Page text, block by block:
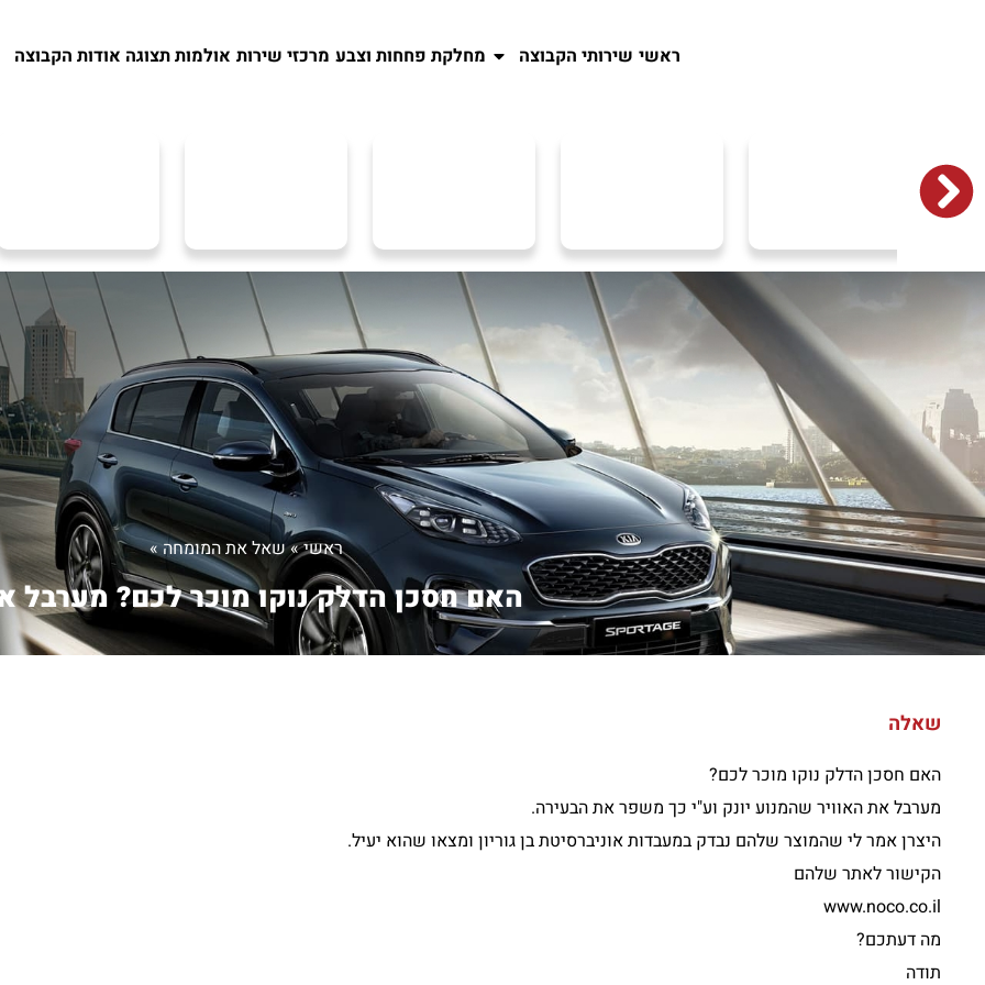
ראשי שירותי הקבוצה מחלקת פחחות וצבע מרכזי שירות אולמות תצוגה אודות הקבוצה
ראשי»שאל את המומחה»
האם חסכן הדלק נוקו מוכר לכם? מערבל
שאלה
האם חסכן הדלק נוקו מוכר לכם?
מערבל את האוויר שהמנוע יונק וע"י כך משפר את הבעירה.
היצרן אמר לי שהמוצר שלהם נבדק במעבדות אוניברסיטת בן גוריון ומצאו שהוא יעיל.
הקישור לאתר שלהם
www.noco.co.il
מה דעתכם?
תודה